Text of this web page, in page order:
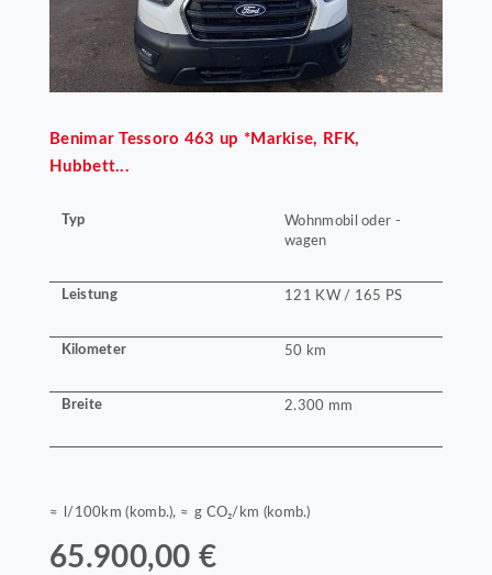
Benimar Tessoro 463 up *Markise, RFK,
Hubbett...
Typ
Wohnmobil oder -
wagen
Leistung 121 KW / 165 PS
Kilometer 50 km
Breite 2.300 mm
≈ l/100km (komb.), ≈ g CO₂/km (komb.)
65.900,00 €